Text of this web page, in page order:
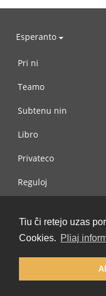
Tiu ĉi retejo uzas
Cookies. Pliaj
Esperanto
Pri ni
Teamo
Subtenu nin
Libro
Privateco
Reguloj
© 2002-